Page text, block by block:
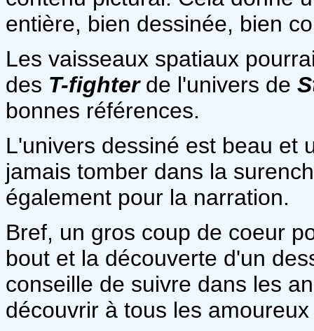
entière, bien dessinée, bien
Les vaisseaux spatiaux
des T-fighter de l'univers de
bonnes références.
L'univers dessiné est beau et
jamais tomber dans la
également pour la narration.
Bref, un gros coup de coeur
bout et la découverte d'un
conseille de suivre dans les
découvrir à tous les amoureux